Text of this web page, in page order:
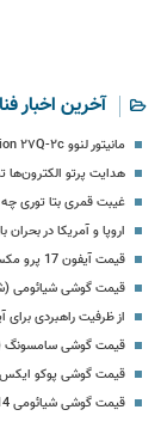
آخرین اخبار
مانیتور لنوو Legion ۲۷Q-۲c چه مشخصاتی دارد؟
هدایت پرتو الکترون‌ها
غیبت قمری بتا توری
اروپا و آمریکا در
قیمت آیفون 17 پرو مکس + بررسی و راهنمای خرید iPhone 17 Pro Max
قیمت گوشی شیائومی (شنبه ۱۷ مرداد
از ظرفیت راهبردی برای
قیمت گوشی سامسونگ (شنبه ۱۷ مرداد
قیمت گوشی پوکو ایکس 7 پرو + مشخصات Poco X7 Pro
قیمت گوشی شیائومی Redmi Note 14 + مشخصات، مزایا و معایب ردمی نوت 14 شیائومی